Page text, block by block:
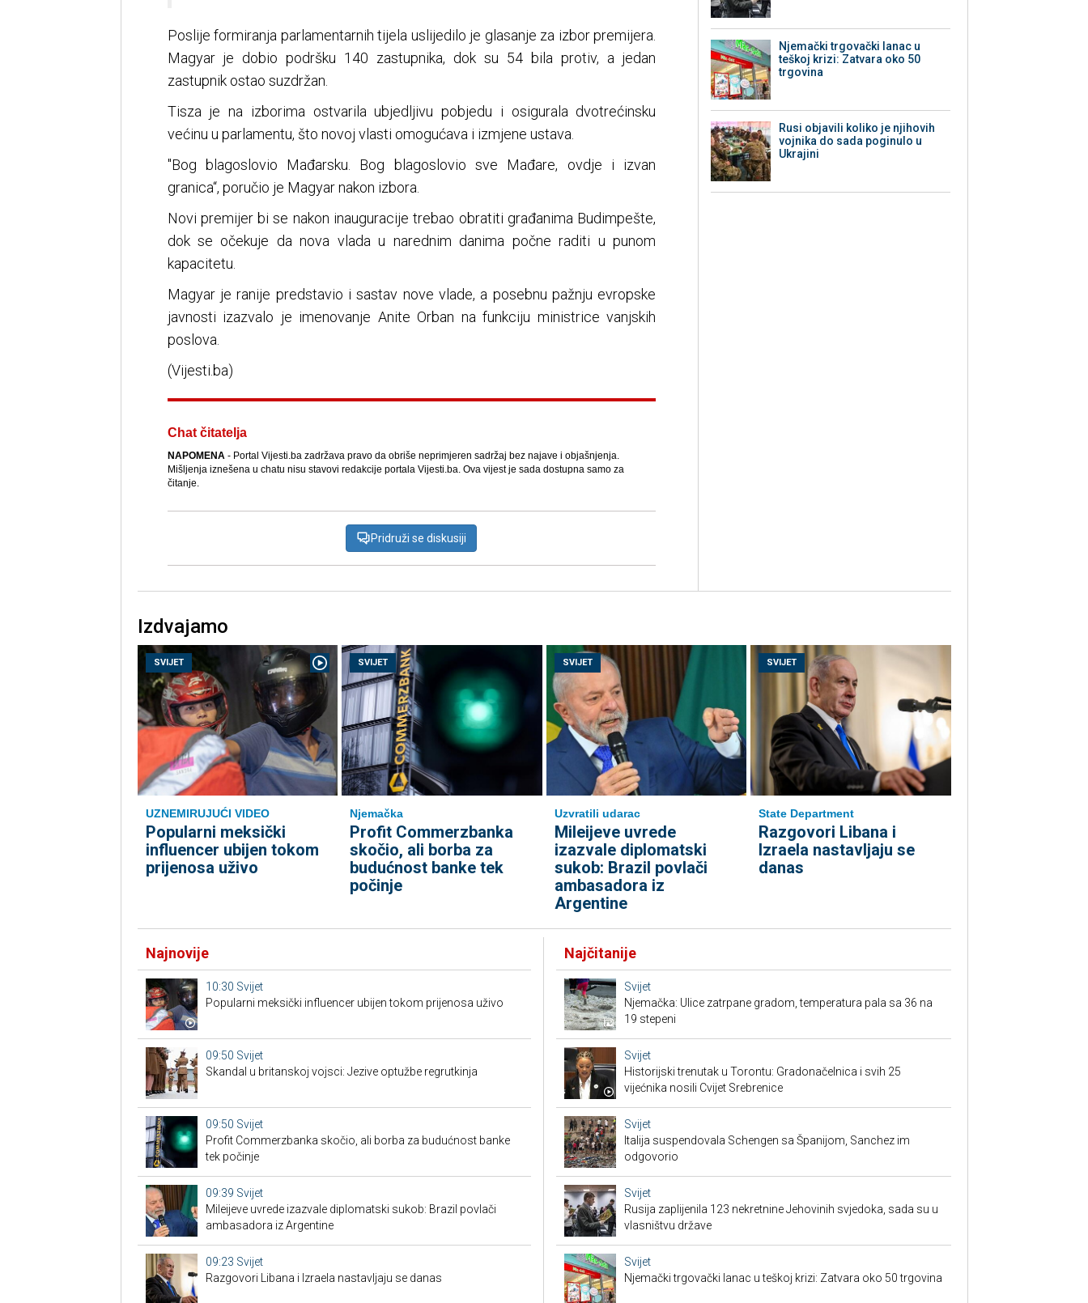
Poslije formiranja parlamentarnih tijela uslijedilo je glasanje za izbor premijera.
Magyar je dobio podršku 140 zastupnika, dok su 54 bila protiv, a jedan
zastupnik ostao suzdržan.
Tisza je na izborima ostvarila ubjedljivu pobjedu i osigurala dvotrećinsku
većinu u parlamentu, što novoj vlasti omogućava i izmjene ustava.
"Bog blagoslovio Mađarsku. Bog blagoslovio sve Mađare, ovdje i izvan
granica“, poručio je Magyar nakon izbora.
Novi premijer bi se nakon inauguracije trebao obratiti građanima Budimpešte,
dok se očekuje da nova vlada u narednim danima počne raditi u punom
kapacitetu.
Magyar je ranije predstavio i sastav nove vlade, a posebnu pažnju evropske
javnosti izazvalo je imenovanje Anite Orban na funkciju ministrice vanjskih
poslova.
(Vijesti.ba)
Chat čitatelja
NAPOMENA- Portal Vijesti.ba zadržava pravo da obriše neprimjeren sadržaj bez najave i objašnjenja.
Mišljenja iznešena u chatu nisu stavovi redakcije portala Vijesti.ba. Ova vijest je sada dostupna samo za
čitanje.
Pridruži se diskusiji
Njemački trgovački lanac u
teškoj krizi: Zatvara oko 50
trgovina
Rusi objavili koliko je njihovih
vojnika do sada poginulo u
Ukrajini
Izdvajamo
SVIJET
UZNEMIRUJUĆI VIDEO
Popularni meksički
influencer ubijen tokom
prijenosa uživo
SVIJET
Njemačka
Profit Commerzbanka
skočio, ali borba za
budućnost banke tek
počinje
SVIJET
Uzvratili udarac
Mileijeve uvrede
izazvale diplomatski
sukob: Brazil povlači
ambasadora iz
Argentine
SVIJET
State Department
Razgovori Libana i
Izraela nastavljaju se
danas
Najnovije
10:30 Svijet
Popularni meksički influencer ubijen tokom prijenosa uživo
09:50 Svijet
Skandal u britanskoj vojsci: Jezive optužbe regrutkinja
09:50 Svijet
Profit Commerzbanka skočio, ali borba za budućnost banke
tek počinje
09:39 Svijet
Mileijeve uvrede izazvale diplomatski sukob: Brazil povlači
ambasadora iz Argentine
09:23 Svijet
Razgovori Libana i Izraela nastavljaju se danas
Najčitanije
Svijet
Njemačka: Ulice zatrpane gradom, temperatura pala sa 36 na
19 stepeni
Svijet
Historijski trenutak u Torontu: Gradonačelnica i svih 25
vijećnika nosili Cvijet Srebrenice
Svijet
Italija suspendovala Schengen sa Španijom, Sanchez im
odgovorio
Svijet
Rusija zaplijenila 123 nekretnine Jehovinih svjedoka, sada su u
vlasništvu države
Svijet
Njemački trgovački lanac u teškoj krizi: Zatvara oko 50 trgovina